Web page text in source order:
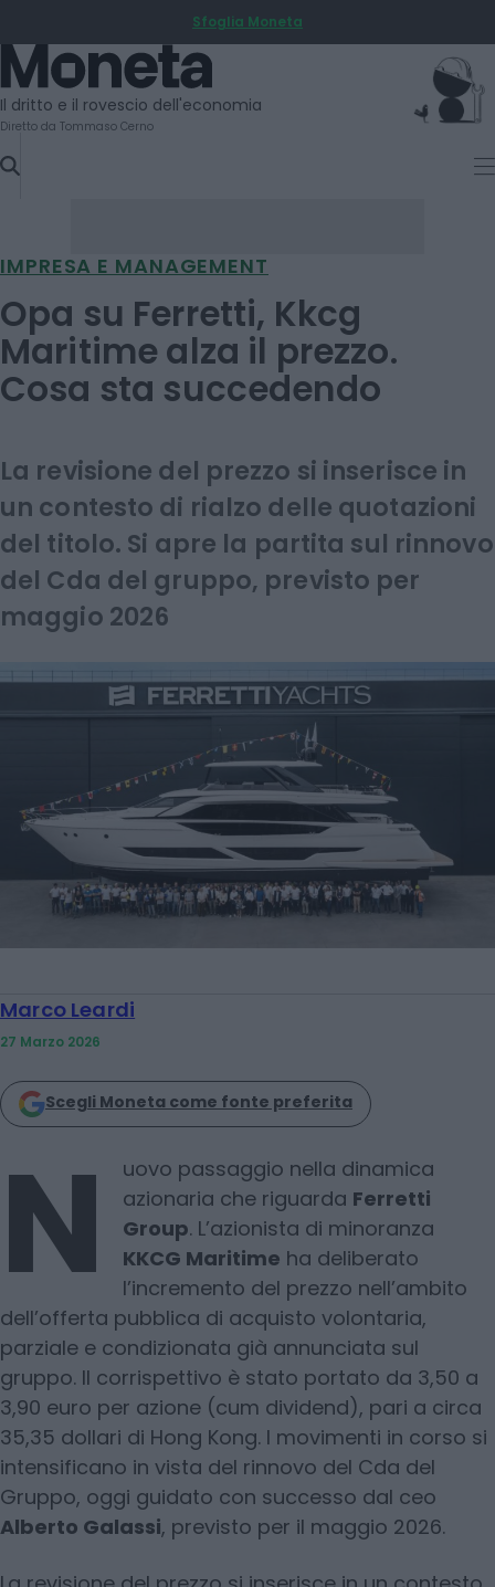
TO
CONTENT
Sfoglia Moneta
Moneta
Il dritto e il rovescio dell'economia
Diretto da Tommaso Cerno
IMPRESA E MANAGEMENT
Opa su Ferretti, Kkcg
Maritime alza il prezzo.
Cosa sta succedendo
La revisione del prezzo si inserisce in
un contesto di rialzo delle quotazioni
del titolo. Si apre la partita sul rinnovo
del Cda del gruppo, previsto per
maggio 2026
Marco Leardi
27 Marzo 2026
Scegli Moneta come fonte preferita
N
uovo passaggio nella dinamica
azionaria che riguarda Ferretti
Group. L’azionista di minoranza
KKCG Maritime ha deliberato
l’incremento del prezzo nell’ambito
dell’offerta pubblica di acquisto volontaria,
parziale e condizionata già annunciata sul
gruppo. Il corrispettivo è stato portato da 3,50 a
3,90 euro per azione (cum dividend), pari a circa
35,35 dollari di Hong Kong. I movimenti in corso si
intensificano in vista del rinnovo del Cda del
Gruppo, oggi guidato con successo dal ceo
Alberto Galassi, previsto per il maggio 2026.